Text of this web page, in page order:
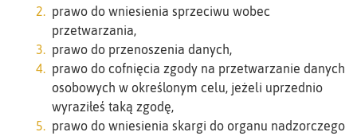
prawo do wniesienia sprzeciwu wobec
przetwarzania,
prawo do przenoszenia danych,
prawo do cofnięcia zgody na przetwarzanie danych
osobowych w określonym celu, jeżeli uprzednio
wyraziłeś taką zgodę,
prawo do wniesienia skargi do organu nadzorczego